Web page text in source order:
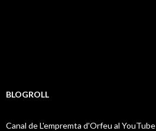
BLOGROLL
Canal de L'empremta d'Orfeu al YouTube